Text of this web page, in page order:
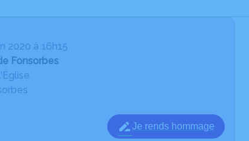
2020 à 16h15
Fonsorbes
Je rends hommage